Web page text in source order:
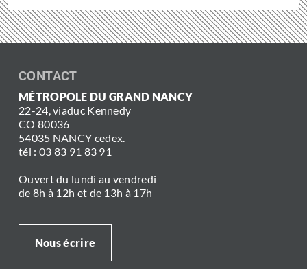
CONTACT
MÉTROPOLE DU GRAND NANCY
22-24, viaduc Kennedy
CO 80036
54035 NANCY cedex.
tél : 03 83 91 83 91
Ouvert du lundi au vendredi
de 8h à 12h et de 13h à 17h
Nous écrire